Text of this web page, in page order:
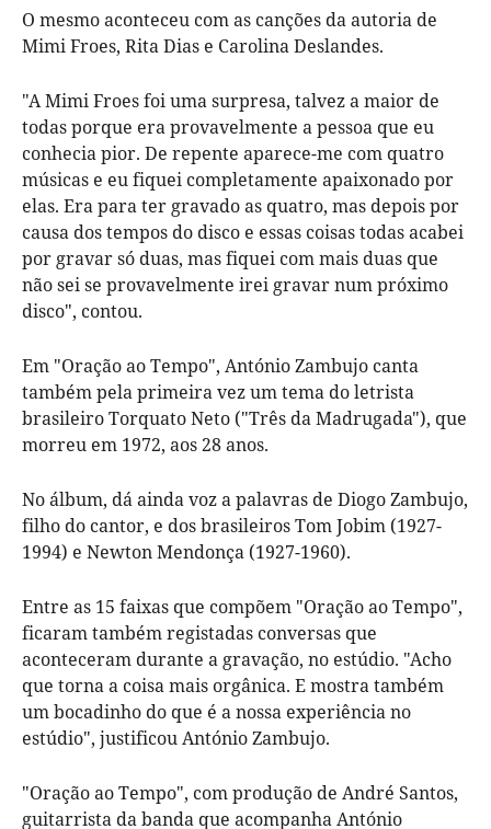
O mesmo aconteceu com as canções da autoria de
Mimi Froes, Rita Dias e Carolina Deslandes.
"A Mimi Froes foi uma surpresa, talvez a maior de
todas porque era provavelmente a pessoa que eu
conhecia pior. De repente aparece-me com quatro
músicas e eu fiquei completamente apaixonado por
elas. Era para ter gravado as quatro, mas depois por
causa dos tempos do disco e essas coisas todas acabei
por gravar só duas, mas fiquei com mais duas que
não sei se provavelmente irei gravar num próximo
disco", contou.
Em "Oração ao Tempo", António Zambujo canta
também pela primeira vez um tema do letrista
brasileiro Torquato Neto ("Três da Madrugada"), que
morreu em 1972, aos 28 anos.
No álbum, dá ainda voz a palavras de Diogo Zambujo,
filho do cantor, e dos brasileiros Tom Jobim (1927-
1994) e Newton Mendonça (1927-1960).
Entre as 15 faixas que compõem "Oração ao Tempo",
ficaram também registadas conversas que
aconteceram durante a gravação, no estúdio. "Acho
que torna a coisa mais orgânica. E mostra também
um bocadinho do que é a nossa experiência no
estúdio", justificou António Zambujo.
"Oração ao Tempo", com produção de André Santos,
guitarrista da banda que acompanha António